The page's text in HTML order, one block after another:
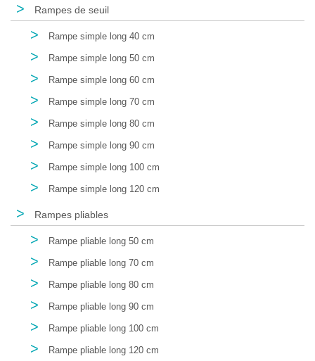
> Rampes de seuil
> Rampe simple long 40 cm
> Rampe simple long 50 cm
> Rampe simple long 60 cm
> Rampe simple long 70 cm
> Rampe simple long 80 cm
> Rampe simple long 90 cm
> Rampe simple long 100 cm
> Rampe simple long 120 cm
> Rampes pliables
> Rampe pliable long 50 cm
> Rampe pliable long 70 cm
> Rampe pliable long 80 cm
> Rampe pliable long 90 cm
> Rampe pliable long 100 cm
> Rampe pliable long 120 cm